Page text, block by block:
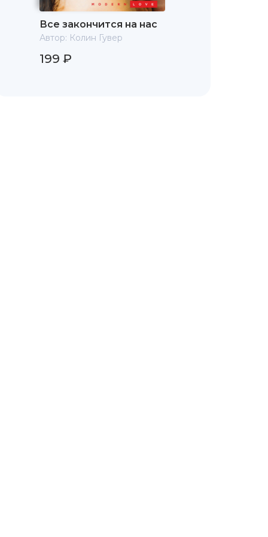
Все закончится на нас
Автор: Колин Гувер
199 ₽